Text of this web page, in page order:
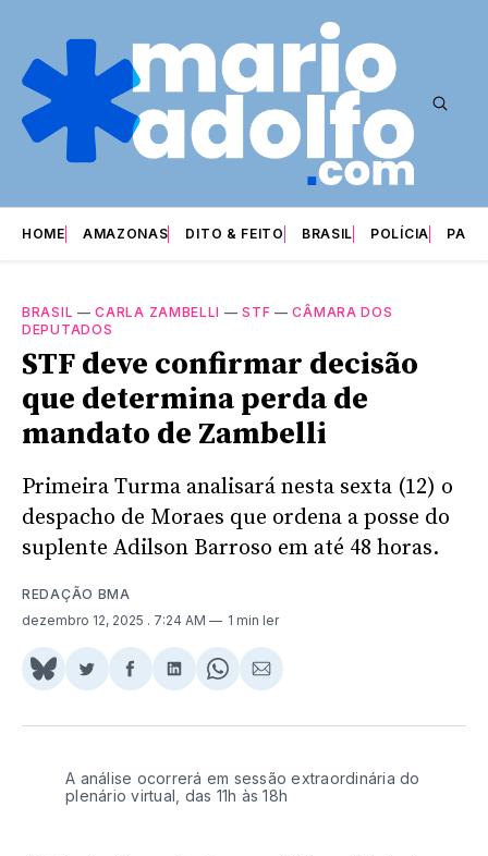
HOME AMAZONAS DITO & FEITO BRASIL POLÍCIA
BRASIL —CARLA ZAMBELLI —STF —CÂMARA DOS
DEPUTADOS
STF deve confirmar decisão
que determina perda de
mandato de Zambelli
Primeira Turma analisará nesta sexta (12) o
despacho de Moraes que ordena a posse do
suplente Adilson Barroso em até 48 horas.
REDAÇÃO BMA
dezembro 12, 2025 . 7:24 AM 1 min ler
Share
BlueSky
Compartilhar
Twitter
Compartilhar
Facebook
Compartilhar
LinkedIn
Share
WhatsApp
Compartilhar
Email
A análise ocorrerá em sessão extraordinária do
plenário virtual, das 11h às 18h